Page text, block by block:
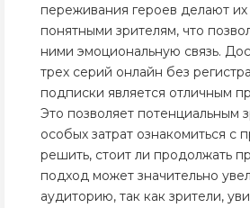
переживания героев делают
понятными зрителям, что
ними эмоциональную связь.
трех серий онлайн без
подписки является отличным
Это позволяет потенциальным
особых затрат ознакомиться с
решить, стоит ли продолжать
подход может значительно
аудиторию, так как зрители,